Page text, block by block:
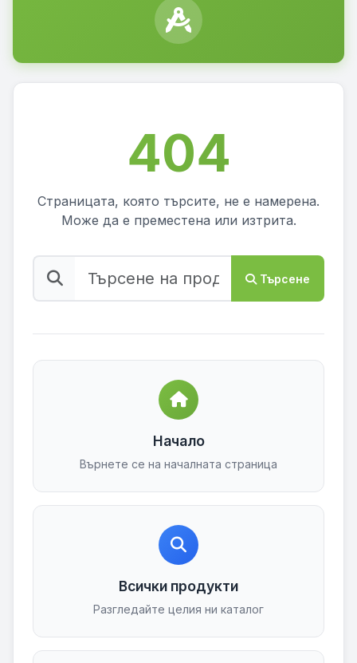
404
Страницата, която търсите, не е намерена.
Може да е преместена или изтрита.
Търсене
Начало
Върнете се на началната страница
Всички продукти
Разгледайте целия ни каталог